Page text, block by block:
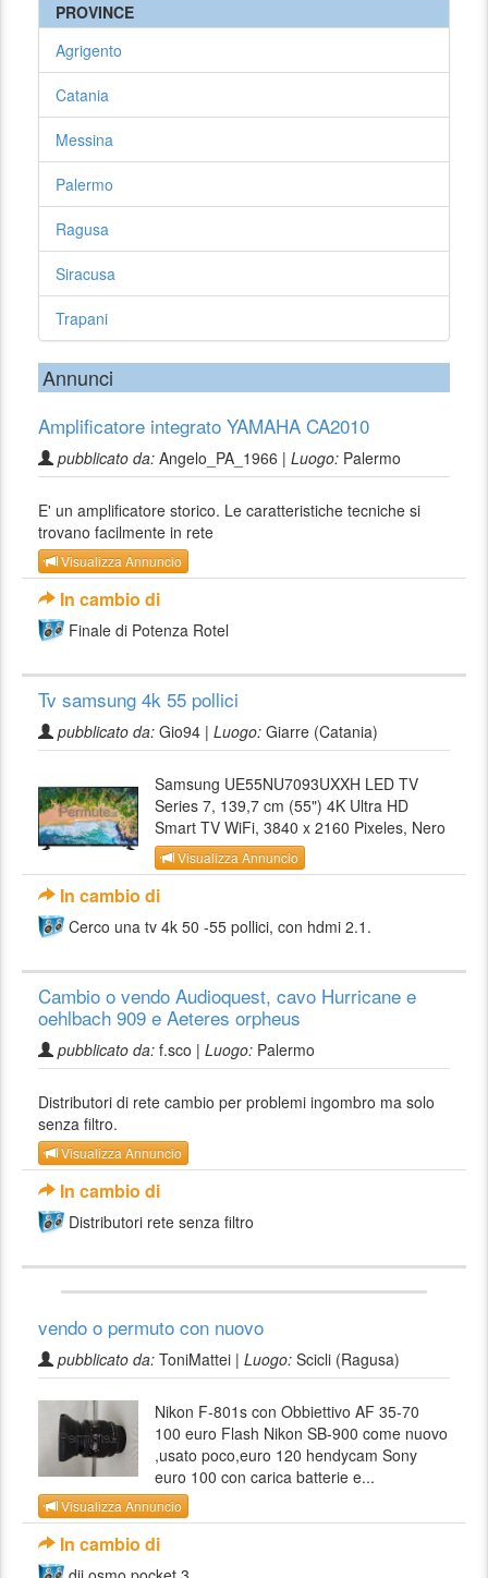
PROVINCE
Agrigento
Catania
Messina
Palermo
Ragusa
Siracusa
Trapani
Annunci
Amplificatore integrato YAMAHA CA2010
pubblicato da: Angelo_PA_1966 | Luogo: Palermo
E' un amplificatore storico. Le caratteristiche tecniche si
trovano facilmente in rete
Visualizza Annuncio
In cambio di
Finale di Potenza Rotel
Tv samsung 4k 55 pollici
pubblicato da: Gio94 | Luogo: Giarre (Catania)
Samsung UE55NU7093UXXH LED TV
Series 7, 139,7 cm (55") 4K Ultra HD
Smart TV WiFi, 3840 x 2160 Pixeles, Nero
Visualizza Annuncio
In cambio di
Cerco una tv 4k 50 -55 pollici, con hdmi 2.1.
Cambio o vendo Audioquest, cavo Hurricane e
oehlbach 909 e Aeteres orpheus
pubblicato da: f.sco | Luogo: Palermo
Distributori di rete cambio per problemi ingombro ma solo
senza filtro.
Visualizza Annuncio
In cambio di
Distributori rete senza filtro
vendo o permuto con nuovo
pubblicato da: ToniMattei | Luogo: Scicli (Ragusa)
Nikon F-801s con Obbiettivo AF 35-70
100 euro Flash Nikon SB-900 come nuovo
,usato poco,euro 120 hendycam Sony
euro 100 con carica batterie e...
Visualizza Annuncio
In cambio di